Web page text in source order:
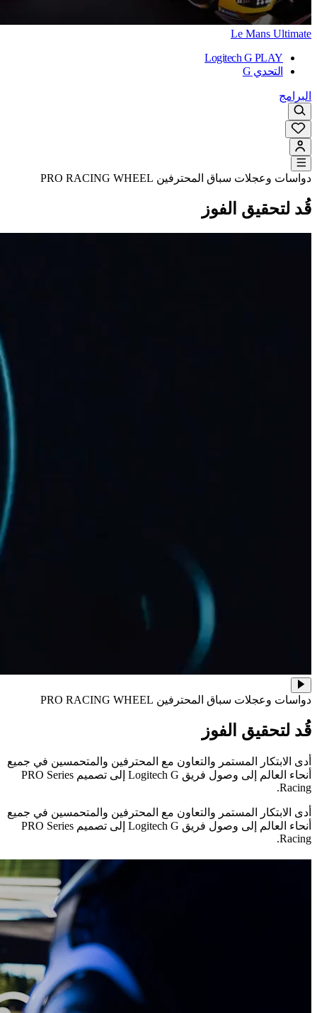
Le Mans Ultimate
Logitech G PLAY
التحدي G
البرامج
دواسات وعجلات سباق المحترفين PRO RACING WHEEL
قُد لتحقيق الفوز
دواسات وعجلات سباق المحترفين PRO RACING WHEEL
قُد لتحقيق الفوز
أدى الابتكار المستمر والتعاون مع المحترفين والمتحمسين في جميع
أنحاء العالم إلى وصول فريق Logitech G إلى تصميم PRO Series
Racing.
أدى الابتكار المستمر والتعاون مع المحترفين والمتحمسين في جميع
أنحاء العالم إلى وصول فريق Logitech G إلى تصميم PRO Series
Racing.